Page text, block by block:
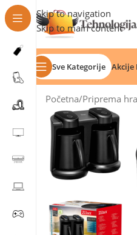
Skip to navigation
Skip to main content
Sve Kategorije Akcije
Početna/Priprema